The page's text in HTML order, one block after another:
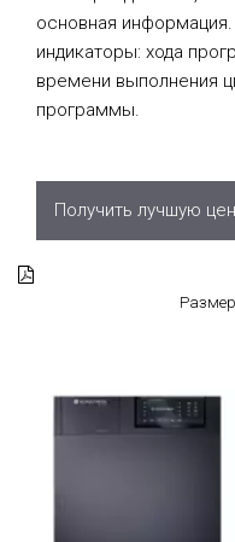
основная
индикаторы: хода
времени выполнения
программы.
Получить лучшую